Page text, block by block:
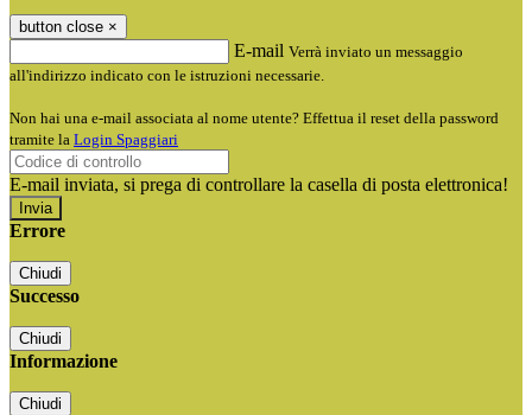
button close ×
E-mail Verrà inviato un messaggio
all'indirizzo indicato con le istruzioni necessarie.
Non hai una e-mail associata al nome utente? Effettua il reset della password
tramite la Login Spaggiari
E-mail inviata, si prega di controllare la casella di posta elettronica!
Errore
Chiudi
Successo
Chiudi
Informazione
Chiudi